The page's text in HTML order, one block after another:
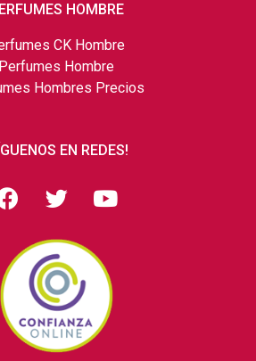
HOMBRE
CK Hombre
Perfumes Hombre
Hombres Precios
EN REDES!